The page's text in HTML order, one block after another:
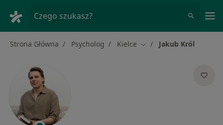
Czego szukasz?
Strona Główna Psycholog Kielce Zmień miasto
Jakub Król